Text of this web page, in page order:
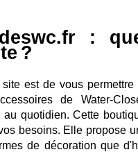
:
?
est de vous permettre
de Water-
au quotidien. Cette
besoins. Elle propose
de décoration que